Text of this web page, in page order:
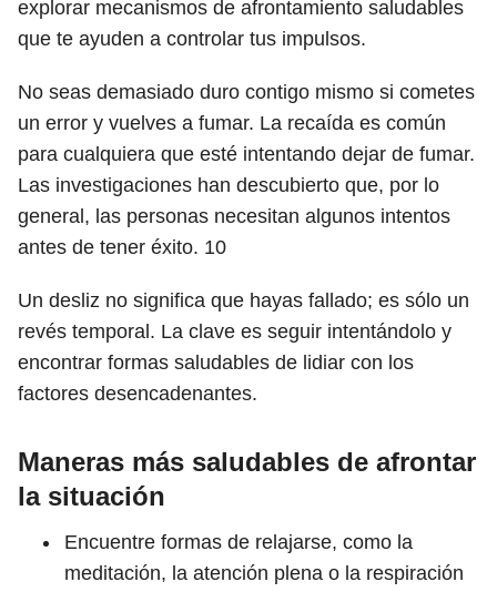
explorar mecanismos de afrontamiento saludables
que te ayuden a controlar tus impulsos.
No seas demasiado duro contigo mismo si cometes
un error y vuelves a fumar. La recaída es común
para cualquiera que esté intentando dejar de fumar.
Las investigaciones han descubierto que, por lo
general, las personas necesitan algunos intentos
antes de tener éxito. 10
Un desliz no significa que hayas fallado; es sólo un
revés temporal. La clave es seguir intentándolo y
encontrar formas saludables de lidiar con los
factores desencadenantes.
Maneras más saludables de afrontar
la situación
Encuentre formas de relajarse, como la
meditación, la atención plena o la respiración